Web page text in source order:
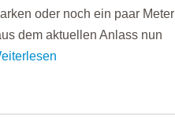
oder noch ein paar Meter
dem aktuellen Anlass nun